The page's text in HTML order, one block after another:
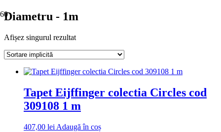
Diametru - 1m
Afișez singurul rezultat
Tapet Eijffinger colectia Circles cod
309108 1 m
407,00 lei Adaugă în coș